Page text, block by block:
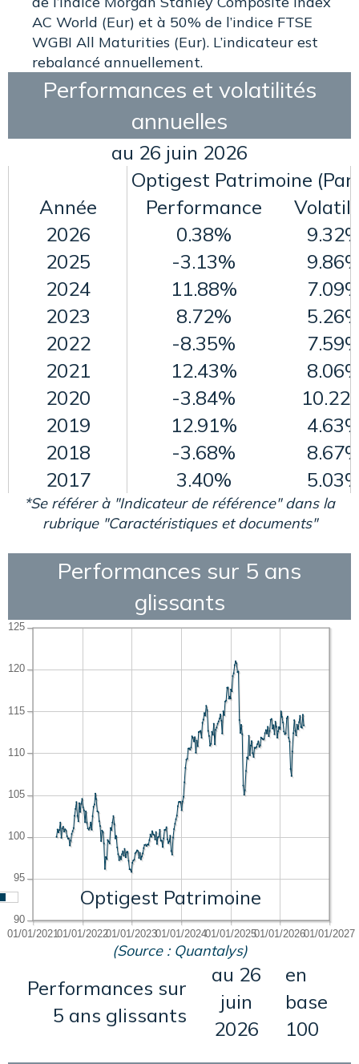
AC World (Eur) et à 50% de l’indice FTSE
WGBI All Maturities (Eur). L’indicateur est
rebalancé annuellement.
Performances et volatilités
annuelles
au 26 juin 2026
Optigest Patrimoine
Performance
0.38%
-3.13%
11.88%
8.72%
-8.35%
12.43%
-3.84%
12.91%
-3.68%
3.40%
Année
2026
2025
2024
2023
2022
2021
2020
2019
2018
2017
*Se référer à "Indicateur de référence" dans la
rubrique "Caractéristiques et documents"
Performances sur 5 ans
glissants
Optigest Patrimoine
(Source : Quantalys)
Performances sur
5 ans glissants
au 26
juin
2026
en
base
100